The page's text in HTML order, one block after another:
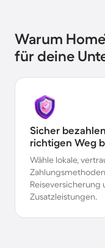
Warum
für deine
Sicher
richtigen Weg
Wähle lokale,
Reiseversicherung
Zusatzleistungen.